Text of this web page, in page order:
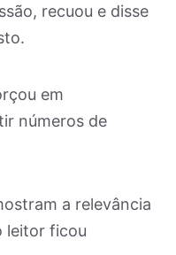
recuou e disse
em
números de
a relevância
leitor ficou